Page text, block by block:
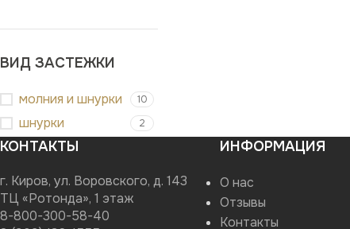
ВИД ЗАСТЕЖКИ
молния и шнурки 10
шнурки 2
КОНТАКТЫ
г. Киров, ул. Воровского, д. 143
ТЦ «Ротонда», 1 этаж
8-800-300-58-40
ИНФОРМАЦИЯ
О нас
Отзывы
Контакты